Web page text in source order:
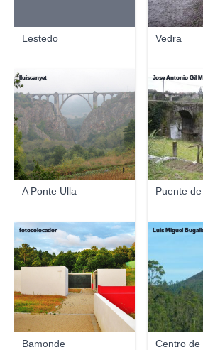
Lestedo Vedra
A Ponte Ulla
lluiscanyet
Puente
Jose Antonio Gil
Bamonde
fotocolocador
Centro de
Luis Miguel